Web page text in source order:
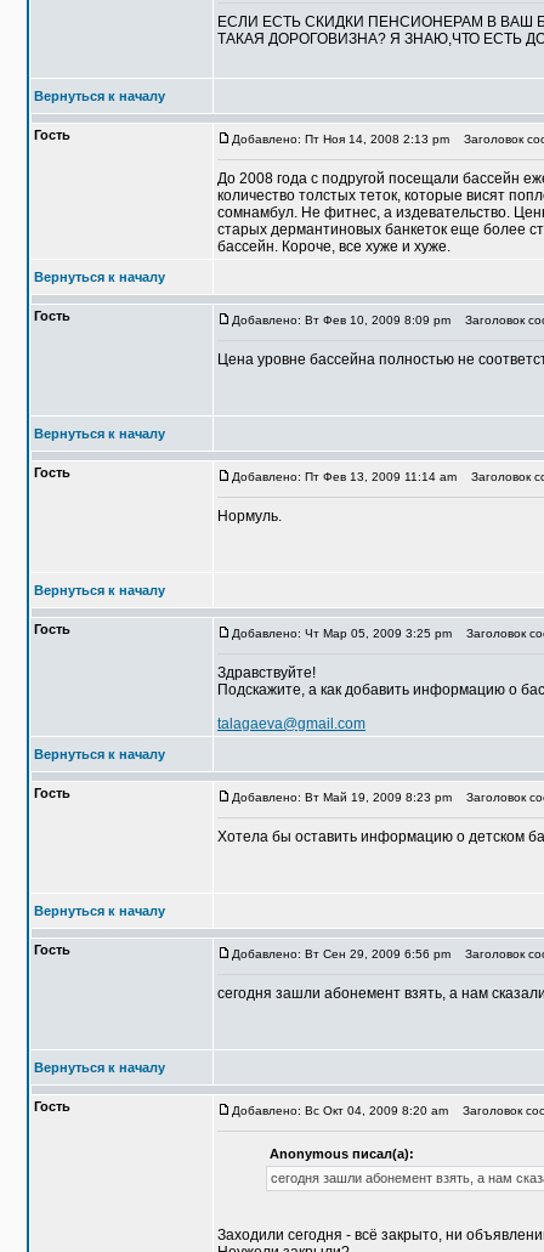
ЕСЛИ ЕСТЬ СКИДКИ ПЕНСИОНЕРАМ В
ТАКАЯ ДОРОГОВИЗНА? Я ЗНАЮ,ЧТО ЕСТЬ
Вернуться к началу
Гость Добавлено: Пт Ноя 14, 2008 2:13 pm Заголовок
До 2008 года с подругой посещали бассейн
количество толстых теток, которые висят
сомнамбул. Не фитнес, а издевательство.
старых дермантиновых банкеток еще более
бассейн. Короче, все хуже и хуже.
Вернуться к началу
Гость Добавлено: Вт Фев 10, 2009 8:09 pm Заголовок
Цена уровне бассейна полностью не
Вернуться к началу
Гость Добавлено: Пт Фев 13, 2009 11:14 am Заголовок
Нормуль.
Вернуться к началу
Гость Добавлено: Чт Мар 05, 2009 3:25 pm Заголовок
Здравствуйте!
Подскажите, а как добавить информацию о
talagaeva@gmail.com
Вернуться к началу
Гость Добавлено: Вт Май 19, 2009 8:23 pm Заголовок
Хотела бы оставить информацию о детском
Вернуться к началу
Гость Добавлено: Вт Сен 29, 2009 6:56 pm Заголовок
сегодня зашли абонемент взять, а нам
Вернуться к началу
Гость Добавлено: Вс Окт 04, 2009 8:20 am Заголовок
Anonymous писал(а):
сегодня зашли абонемент взять, а нам
Заходили сегодня - всё закрыто, ни